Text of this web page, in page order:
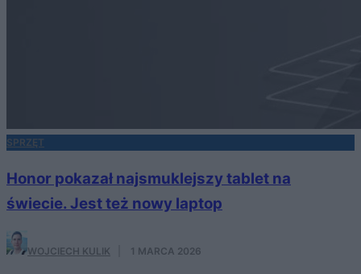
SPRZĘT
Honor pokazał najsmuklejszy tablet na
świecie. Jest też nowy laptop
WOJCIECH KULIK 1 MARCA 2026